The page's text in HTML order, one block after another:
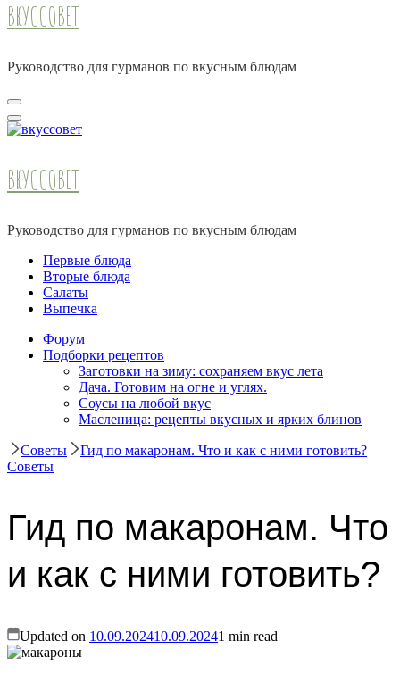
ВКУССОВЕТ
Руководство для гурманов по вкусным блюдам
ВКУССОВЕТ
Руководство для гурманов по вкусным блюдам
Первые блюда
Вторые блюда
Салаты
Выпечка
Форум
Подборки рецептов
Заготовки на зиму: сохраняем вкус лета
Дача. Готовим на огне и углях.
Соусы на любой вкус
Масленица: рецепты вкусных и ярких блинов
Советы
Гид по макаронам. Что и как с ними готовить?
Советы
Гид по макаронам. Что
и как с ними готовить?
Updated on 10.09.202410.09.20241 min read